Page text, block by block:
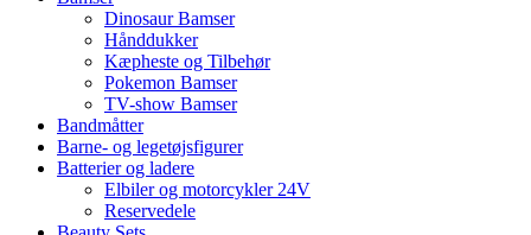
Dinosaur Bamser
Hånddukker
Kæpheste og Tilbehør
Pokemon Bamser
TV-show Bamser
Bandmåtter
Barne- og legetøjsfigurer
Batterier og ladere
Elbiler og motorcykler 24V
Reservedele